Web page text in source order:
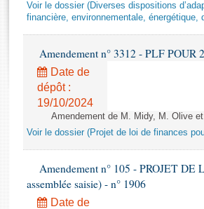
Rapports d'information
Rapports d'enquête
Rapports législatifs
Rapports sur l'application des lois
Baromètre de l’application des lois
Dossiers législatifs
Questions écrites et orales
Comptes rendus des débats
Liens vers les sites publics
Voir le dossier (Diverses dispositions
financière, environnementale,
Amendement n° 3312 - PLF POUR
Date de
dépôt :
19/10/2024
Amendement de M. Midy, M. Olive
Voir le dossier (Projet de loi de finances
Amendement n° 105 - PROJET DE
assemblée saisie) - n° 1906
Date de